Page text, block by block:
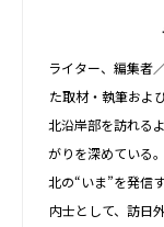
ライター、編集者
た取材・執筆およ
北沿岸部を訪れる
がりを深めている
北の“いま”を発信
内士として、訪日